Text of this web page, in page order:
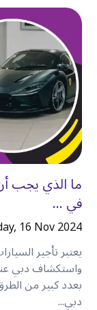
•توفر السيارة
على سيارات
تستفيد
ومساحة الأمتعة
•يمكن
المناطق
•يعتمد اختيار
وحجم
تقدم كويك
من السيارات
الأسئلة
۱. لماذا تعتبر
تتمتع كرامة
ما الذي يجب
في ...
16 Nov 2024
يعتبر تأجير
واستكشاف دبي
بعدد كبير من
دبي...